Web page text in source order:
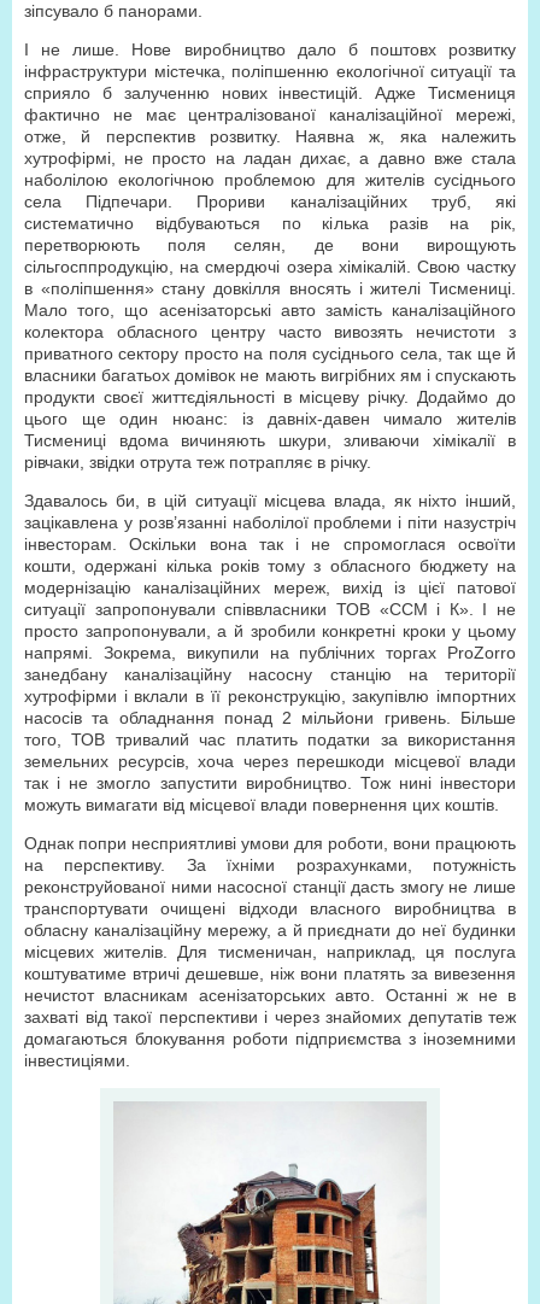
зіпсувало б панорами.
І не лише. Нове виробництво дало б поштовх розвитку
інфраструктури містечка, поліпшенню екологічної ситуації та
сприяло б залученню нових інвестицій. Адже Тисмениця
фактично не має централізованої каналізаційної мережі,
отже, й перспектив розвитку. Наявна ж, яка належить
хутрофірмі, не просто на ладан дихає, а давно вже стала
наболілою екологічною проблемою для жителів сусіднього
села Підпечари. Прориви каналізаційних труб, які
систематично відбуваються по кілька разів на рік,
перетворюють поля селян, де вони вирощують
сільгосппродукцію, на смердючі озера хімікалій. Свою частку
в «поліпшення» стану довкілля вносять і жителі Тисмениці.
Мало того, що асенізаторські авто замість каналізаційного
колектора обласного центру часто вивозять нечистоти з
приватного сектору просто на поля сусіднього села, так ще й
власники багатьох домівок не мають вигрібних ям і спускають
продукти своєї життєдіяльності в місцеву річку. Додаймо до
цього ще один нюанс: із давніх-давен чимало жителів
Тисмениці вдома вичиняють шкури, зливаючи хімікалії в
рівчаки, звідки отрута теж потрапляє в річку.
Здавалось би, в цій ситуації місцева влада, як ніхто інший,
зацікавлена у розв’язанні наболілої проблеми і піти назустріч
інвесторам. Оскільки вона так і не спромоглася освоїти
кошти, одержані кілька років тому з обласного бюджету на
модернізацію каналізаційних мереж, вихід із цієї патової
ситуації запропонували співвласники ТОВ «ССМ і К». І не
просто запропонували, а й зробили конкретні кроки у цьому
напрямі. Зокрема, викупили на публічних торгах ProZorro
занедбану каналізаційну насосну станцію на території
хутрофірми і вклали в її реконструкцію, закупівлю імпортних
насосів та обладнання понад 2 мільйони гривень. Більше
того, ТОВ тривалий час платить податки за використання
земельних ресурсів, хоча через перешкоди місцевої влади
так і не змогло запустити виробництво. Тож нині інвестори
можуть вимагати від місцевої влади повернення цих коштів.
Однак попри несприятливі умови для роботи, вони працюють
на перспективу. За їхніми розрахунками, потужність
реконструйованої ними насосної станції дасть змогу не лише
транспортувати очищені відходи власного виробництва в
обласну каналізаційну мережу, а й приєднати до неї будинки
місцевих жителів. Для тисменичан, наприклад, ця послуга
коштуватиме втричі дешевше, ніж вони платять за вивезення
нечистот власникам асенізаторських авто. Останні ж не в
захваті від такої перспективи і через знайомих депутатів теж
домагаються блокування роботи підприємства з іноземними
інвестиціями.